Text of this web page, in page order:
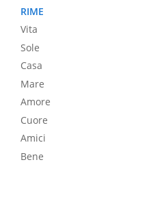
RIME
Vita
Sole
Casa
Mare
Amore
Cuore
Amici
Bene